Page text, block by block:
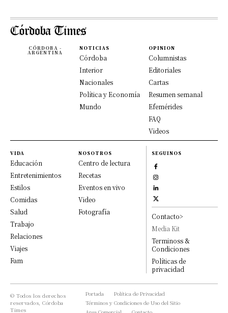
CÓRDOBA -
ARGENTINA
NOTICIAS
Córdoba
Interior
Nacionales
Política y Economía
Mundo
OPINION
Columnistas
Editoriales
Cartas
Resumen semanal
Efemérides
FAQ
Videos
VIDA
Educación
Entretenimientos
Estilos
Comidas
Salud
Trabajo
Relaciones
Viajes
Fam
NOSOTROS
Centro de lectura
Recetas
Eventos en vivo
Video
Fotografía
SEGUINOS
Contacto>
Media Kit
Terminoss &
Condiciones
Políticas de
privacidad
© Todos los derechos
reservados, Córdoba
Times
Portada
Política de Privacidad
Términos y Condiciones de Uso del Sitio